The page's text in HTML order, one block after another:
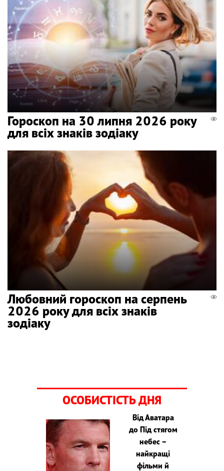
Гороскоп на 30 липня 2026 року
для всіх знаків зодіаку
Любовний гороскоп на серпень
2026 року для всіх знаків
зодіаку
ОСОБИСТІСТЬ ДНЯ
Від Аватара
до Під стягом
небес –
найкращі
фільми й